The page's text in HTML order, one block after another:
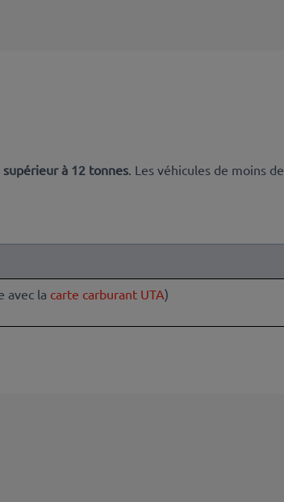
à 12 tonnes. Les véhicules de moins de
avec la carte carburant UTA)